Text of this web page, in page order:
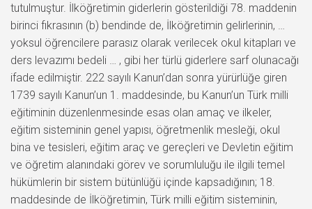
tutulmuştur. İlköğretimin giderlerin gösterildiği 78. maddenin
birinci fıkrasının (b) bendinde de, İlköğretimin gelirlerinin, …
yoksul öğrencilere parasız olarak verilecek okul kitapları ve
ders levazımı bedeli … , gibi her türlü giderlere sarf olunacağı
ifade edilmiştir. 222 sayılı Kanun’dan sonra yürürlüğe giren
1739 sayılı Kanun’un 1. maddesinde, bu Kanun’un Türk milli
eğitiminin düzenlenmesinde esas olan amaç ve ilkeler,
eğitim sisteminin genel yapısı, öğretmenlik mesleği, okul
bina ve tesisleri, eğitim araç ve gereçleri ve Devletin eğitim
ve öğretim alanındaki görev ve sorumluluğu ile ilgili temel
hükümlerin bir sistem bütünlüğü içinde kapsadığının; 18.
maddesinde de İlköğretimin, Türk milli eğitim sisteminin,